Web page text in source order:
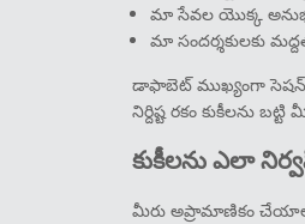
మా సేవల యొక్క
మా సందర్శకులకు
డాఫాబెట్ ముఖ్యంగా సెషన్
నిర్దిష్ట రకం కుకీలను
కుకీలను ఎలా
మీరు అప్రామాణికం